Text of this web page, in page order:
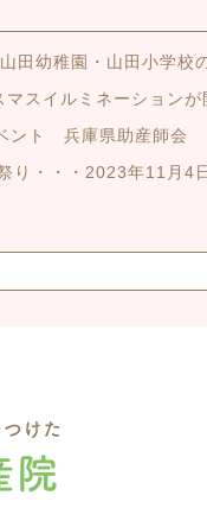
田幼稚園・山田小学校
スイルミネーションが
ント 兵庫県助産師会
り・・・2023年11月4